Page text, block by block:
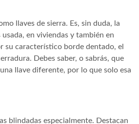
llaves de sierra. Es, sin duda, la
en viviendas y también en
su característico borde dentado, el
Debes saber, o sabrás, que
llave diferente, por lo que solo esa
blindadas especialmente. Destacan